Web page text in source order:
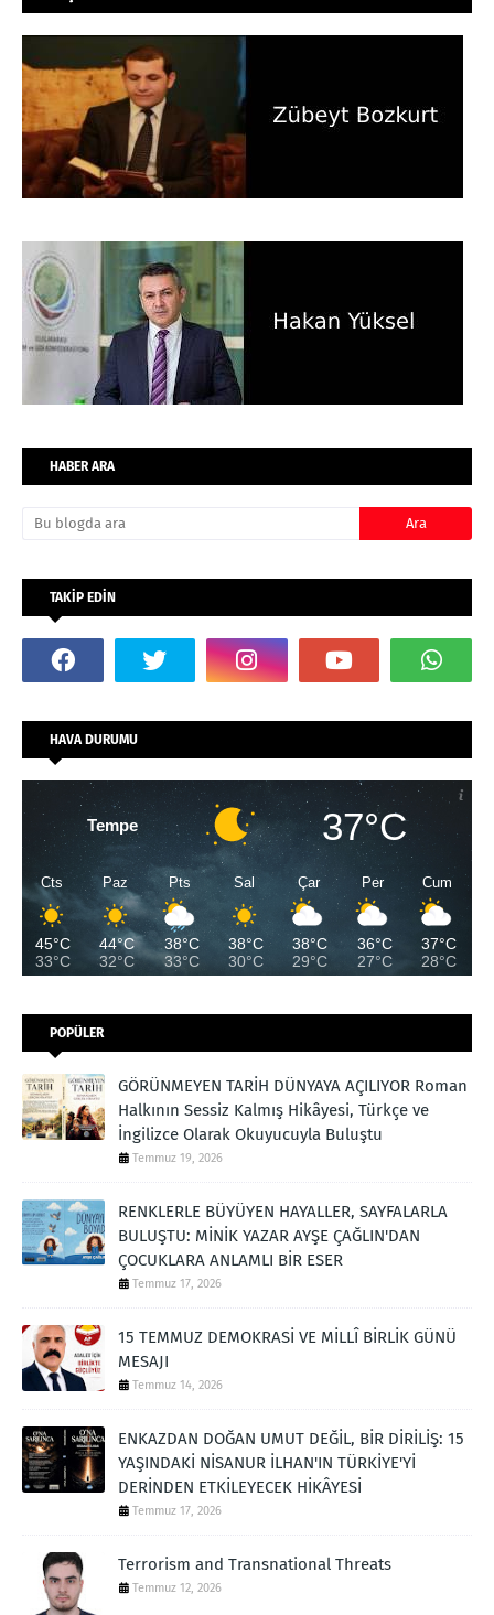
HABER ARA
TAKİP EDİN
HAVA DURUMU
Tempe 37°C
Cts
45°C
33°C
Paz
44°C
32°C
Pts
38°C
33°C
Sal
38°C
30°C
Çar
38°C
29°C
Per
36°C
27°C
Cum
37°C
28°C
POPÜLER
GÖRÜNMEYEN TARİH DÜNYAYA AÇILIYOR Roman
Halkının Sessiz Kalmış Hikâyesi, Türkçe ve
İngilizce Olarak Okuyucuyla Buluştu
Temmuz 19, 2026
RENKLERLE BÜYÜYEN HAYALLER, SAYFALARLA
BULUŞTU: MİNİK YAZAR AYŞE ÇAĞLIN'DAN
ÇOCUKLARA ANLAMLI BİR ESER
Temmuz 17, 2026
15 TEMMUZ DEMOKRASİ VE MİLLÎ BİRLİK GÜNÜ
MESAJI
Temmuz 14, 2026
ENKAZDAN DOĞAN UMUT DEĞİL, BİR DİRİLİŞ: 15
YAŞINDAKİ NİSANUR İLHAN'IN TÜRKİYE'Yİ
DERİNDEN ETKİLEYECEK HİKÂYESİ
Temmuz 17, 2026
Terrorism and Transnational Threats
Temmuz 12, 2026